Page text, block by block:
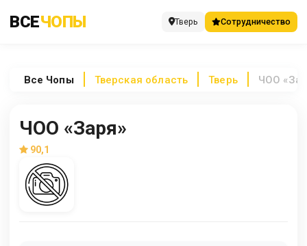
ВСЕЧОПЫ Тверь Сотрудничество
Все Чопы Тверская область Тверь ЧОО
ЧОО «Заря»
90,1